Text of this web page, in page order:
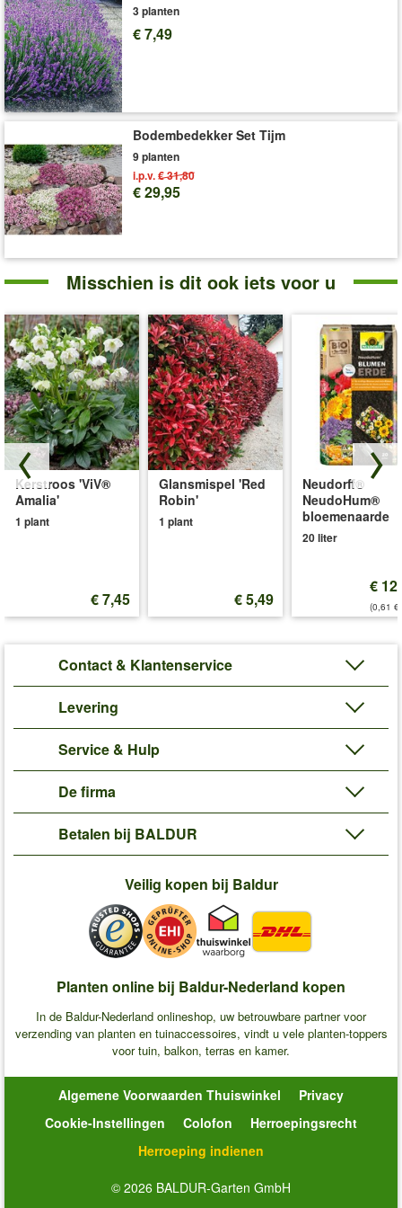
3 planten
€ 7,49
Bodembedekker Set Tijm
9 planten
i.p.v.€ 31,80
€ 29,95
Misschien is dit ook iets voor u
Kerstroos 'ViV®
Amalia'
1 plant
€ 7,45
Glansmispel 'Red
Robin'
1 plant
€ 5,49
Neudorff®
NeudoHum®
bloemenaarde
20 liter
€
(0,61
Contact & Klantenservice
Levering
Service & Hulp
De firma
Betalen bij BALDUR
Veilig kopen bij Baldur
Planten online bij Baldur-Nederland kopen
In de Baldur-Nederland onlineshop, uw betrouwbare partner voor
verzending van planten en tuinaccessoires, vindt u vele planten-toppers
voor tuin, balkon, terras en kamer.
Algemene Voorwaarden Thuiswinkel
Privacy
Cookie-Instellingen
Colofon
Herroepingsrecht
Herroeping indienen
© 2026 BALDUR-Garten GmbH